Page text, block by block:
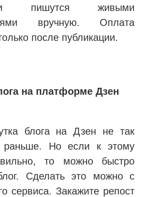
пишутся живыми
вручную. Оплата
после публикации.
на платформе Дзен
блога на Дзен не так
раньше. Но если к этому
то можно быстро
Сделать это можно с
сервиса. Закажите репост